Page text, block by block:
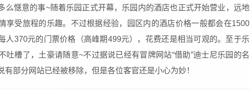
么惬意的事~随着乐园正式开幕，乐园内的酒店也正式开始营业，远地
享受旅程的乐趣。不过根据经验，园区内的酒店价格一般都会在1500
人370元的门票价格（高峰期499元），花费还是相当可观的。至于乐
吐槽了，土豪请随意~不过据说已经有冒牌网站“借助”迪士尼乐园的名
有部分网站已经被移除，但是各位客官还是小心为妙！